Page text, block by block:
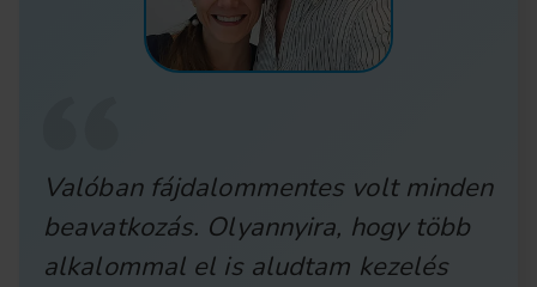
Valóban fájdalommentes volt minden
beavatkozás. Olyannyira, hogy több
alkalommal el is aludtam kezelés